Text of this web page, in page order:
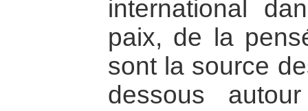
international
paix, de la
sont la source
dessous